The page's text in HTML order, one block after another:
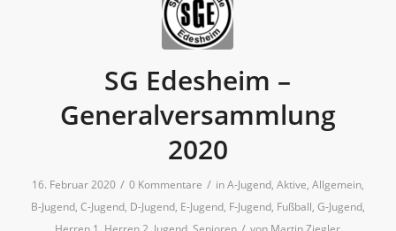
SG Edesheim –
Generalversammlung
2020
16. Februar 2020 / 0 Kommentare / inA-Jugend, Aktive, Allgemein,
B-Jugend, C-Jugend, D-Jugend, E-Jugend, F-Jugend, Fußball, G-Jugend,